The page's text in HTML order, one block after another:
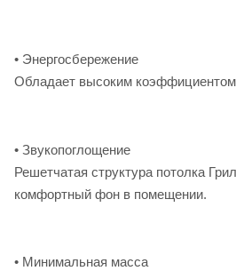
• Энергосбережение
Обладает высоким коэффициентом
• Звукопоглощение
Решетчатая структура потолка
комфортный фон в помещении.
• Минимальная масса